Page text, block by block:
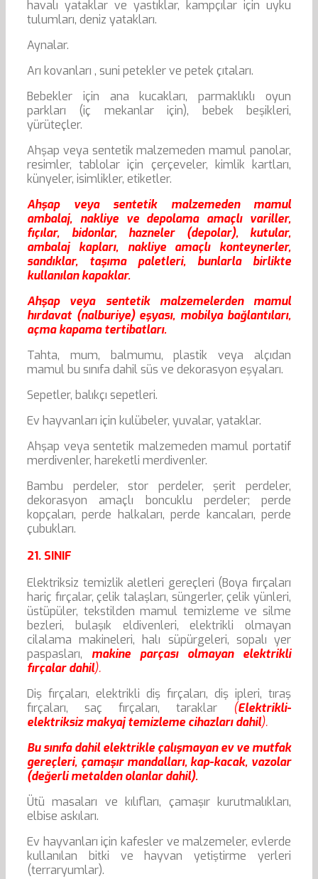
havalı yataklar ve yastıklar, kampçılar için uyku
tulumları, deniz yatakları.
Aynalar.
Arı kovanları , suni petekler ve petek çıtaları.
Bebekler için ana kucakları, parmaklıklı oyun
parkları (iç mekanlar için), bebek beşikleri,
yürüteçler.
Ahşap veya sentetik malzemeden mamul panolar,
resimler, tablolar için çerçeveler, kimlik kartları,
künyeler, isimlikler, etiketler.
Ahşap veya sentetik malzemeden mamul
ambalaj, nakliye ve depolama amaçlı variller,
fıçılar, bidonlar, hazneler (depolar), kutular,
ambalaj kapları, nakliye amaçlı konteynerler,
sandıklar, taşıma paletleri, bunlarla birlikte
kullanılan kapaklar.
Ahşap veya sentetik malzemelerden mamul
hırdavat (nalburiye) eşyası, mobilya bağlantıları,
açma kapama tertibatları.
Tahta, mum, balmumu, plastik veya alçıdan
mamul bu sınıfa dahil süs ve dekorasyon eşyaları.
Sepetler, balıkçı sepetleri.
Ev hayvanları için kulübeler, yuvalar, yataklar.
Ahşap veya sentetik malzemeden mamul portatif
merdivenler, hareketli merdivenler.
Bambu perdeler, stor perdeler, şerit perdeler,
dekorasyon amaçlı boncuklu perdeler; perde
kopçaları, perde halkaları, perde kancaları, perde
çubukları.
21. SINIF
Elektriksiz temizlik aletleri gereçleri (Boya fırçaları
hariç fırçalar, çelik talaşları, süngerler, çelik yünleri,
üstüpüler, tekstilden mamul temizleme ve silme
bezleri, bulaşık eldivenleri, elektrikli olmayan
cilalama makineleri, halı süpürgeleri, sopalı yer
paspasları, makine parçası olmayan elektrikli
fırçalar dahil).
Diş fırçaları, elektrikli diş fırçaları, diş ipleri, tıraş
fırçaları, saç fırçaları, taraklar (Elektrikli-
elektriksiz makyaj temizleme cihazları dahil).
Bu sınıfa dahil elektrikle çalışmayan ev ve mutfak
gereçleri, çamaşır mandalları, kap-kacak, vazolar
(değerli metalden olanlar dahil).
Ütü masaları ve kılıfları, çamaşır kurutmalıkları,
elbise askıları.
Ev hayvanları için kafesler ve malzemeler, evlerde
kullanılan bitki ve hayvan yetiştirme yerleri
(terraryumlar).